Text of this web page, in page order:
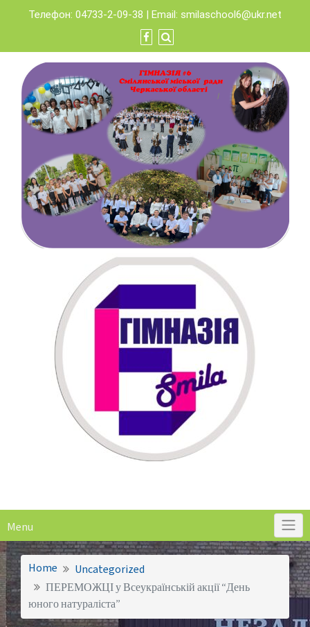
content
Телефон: 04733-2-09-38 | Email: smilaschool6@ukr.net
Menu
Home
Uncategorized
ПЕРЕМОЖЦІ у Всеукраїнській акції “День
юного натураліста”